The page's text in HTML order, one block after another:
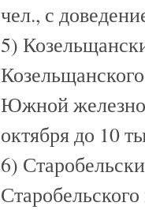
чел., с
5)
Южной
октября до 10
6)